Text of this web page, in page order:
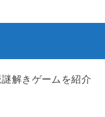
解きゲームを紹介